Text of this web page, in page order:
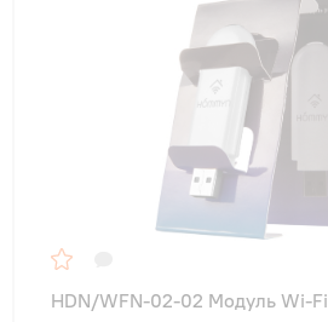
HDN/WFN-02-02 Модуль Wi-Fi